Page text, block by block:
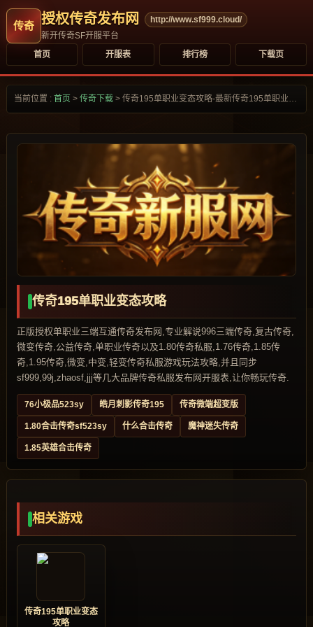
授权传奇发布网
http://www.sf999.cloud/
新开传奇SF开服平台
首页
开服表 排行榜 下载页
当前位置 : 首页 > 传奇下载 > 传奇195单职业变态攻略-最新传奇195单职业变态攻略合集大全-
传奇195单职业变态攻略
正版授权单职业三端互通传奇发布网,专业解说996三端传奇,复古传奇,
微变传奇,公益传奇,单职业传奇以及1.80传奇私服,1.76传奇,1.85传
奇,1.95传奇,微变,中变,轻变传奇私服游戏玩法攻略,并且同步
sf999,99j,zhaosf,jjj等几大品牌传奇私服发布网开服表,让你畅玩传奇.
76小极品523sy 皓月刺影传奇195 传奇微端超变版
1.80合击传奇sf523sy 什么合击传奇 魔神迷失传奇
1.85英雄合击传奇
相关游戏
传奇195单职业变态
攻略